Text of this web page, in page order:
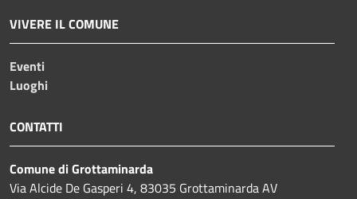
VIVERE IL COMUNE
Eventi
Luoghi
CONTATTI
Comune di Grottaminarda
Via Alcide De Gasperi 4, 83035 Grottaminarda AV